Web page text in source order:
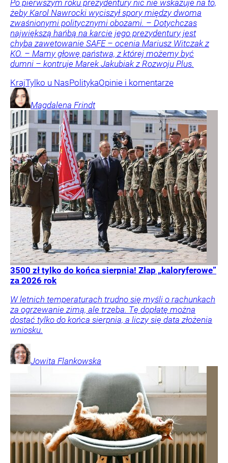
Po pierwszym roku prezydentury nic nie wskazuje na to,
żeby Karol Nawrocki wyciszył spory między dwoma
zwaśnionymi politycznymi obozami. – Dotychczas
największą hańbą na karcie jego prezydentury jest
chyba zawetowanie SAFE – ocenia Mariusz Witczak z
KO. – Mamy głowę państwa, z której możemy być
dumni – kontruje Marek Jakubiak z Rozwoju Plus.
KrajTylko u NasPolitykaOpinie i komentarze
Magdalena Frindt
3500 zł tylko do końca sierpnia! Złap „kaloryferowe”
za 2026 rok
W letnich temperaturach trudno się myśli o rachunkach
za ogrzewanie zimą, ale trzeba. Tę dopłatę można
dostać tylko do końca sierpnia, a liczy się data złożenia
wniosku.
Jowita Flankowska